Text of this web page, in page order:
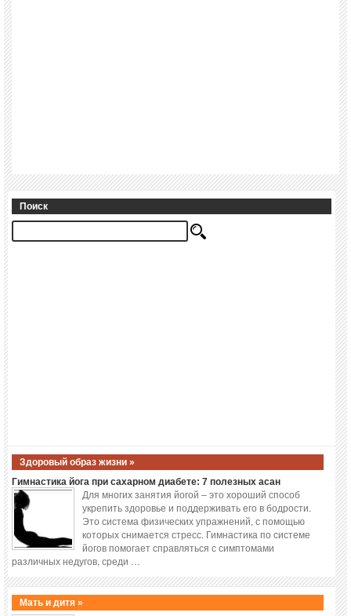
Поиск
Здоровый образ жизни »
Гимнастика йога при сахарном диабете: 7 полезных асан
Для многих занятия йогой – это хороший способ
укрепить здоровье и поддерживать его в бодрости.
Это система физических упражнений, с помощью
которых снимается стресс. Гимнастика по системе
йогов помогает справляться с симптомами
различных недугов, среди …
Мать и дитя »